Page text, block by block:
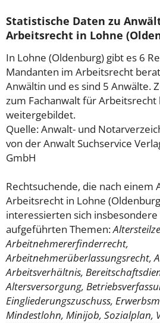
Statistische Daten zu
Arbeitsrecht in Lohne
In Lohne (Oldenburg) gibt es 6
Mandanten im Arbeitsrecht
Anwältin und es sind 5 Anwälte.
zum Fachanwalt für Arbeitsrecht
weitergebildet.
Quelle: Anwalt- und
von der Anwalt Suchservice
GmbH
Rechtsuchende, die nach einem
Arbeitsrecht in Lohne
interessierten sich
aufgeführten Themen:
Arbeitnehmererfinderrecht,
Arbeitnehmerüberlassungsrecht,
Arbeitsverhältnis,
Altersversorgung,
Eingliederungszuschuss,
Mindestlohn, Minijob, Sozialplan,